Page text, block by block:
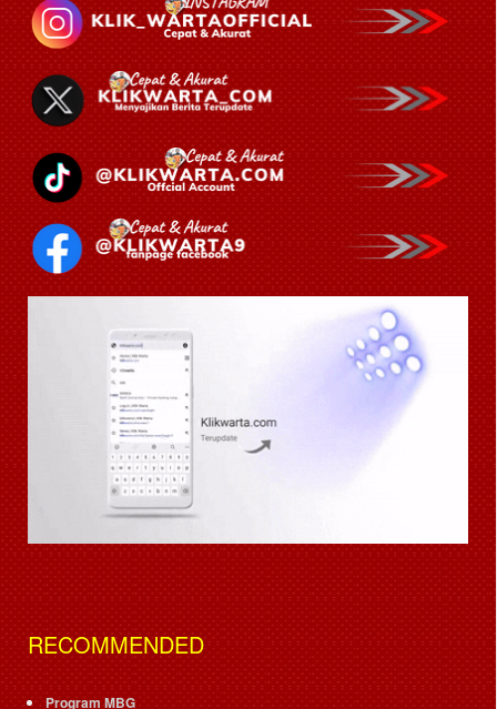
RECOMMENDED
Program MBG